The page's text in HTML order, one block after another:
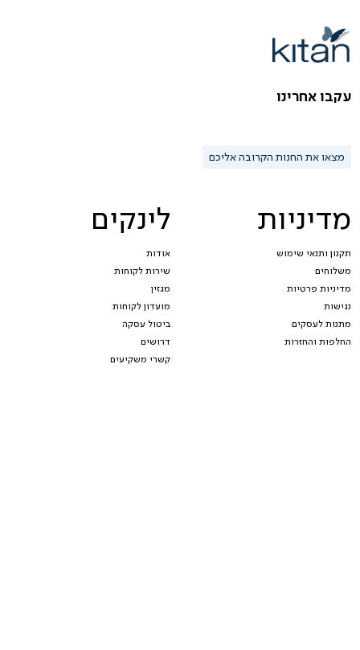
מדיניות
תקנון ותנאי שימוש
משלוחים
מדיניות פרטיות
נגישות
מתנות לעסקים
החלפות והחזרות
לינקים
אודות
שירות לקוחות
מגזין
מועדון לקוחות
ביטול עסקה
דרושים
קשרי משקיעים
עקבו אחרינו
מצאו את החנות הקרובה אליכם